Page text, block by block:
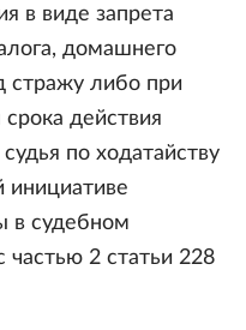
в виде запрета
домашнего
стражу либо при
действия
по ходатайству
инициативе
в судебном
частью 2 статьи 228